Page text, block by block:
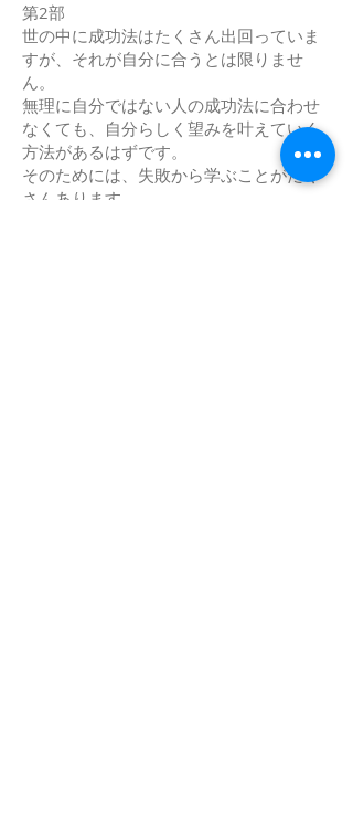
第2部
世の中に成功法はたくさん出回っていま
すが、それが自分に合うとは限りませ
ん。
無理に自分ではない人の成功法に合わせ
なくても、自分らしく望みを叶えていく
方法があるはずです。
そのためには、失敗から学ぶことがたく
さんあります。